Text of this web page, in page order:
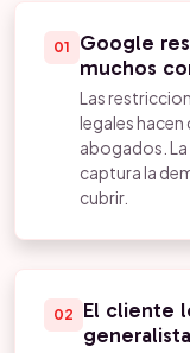
01
Google
muchos
Las
legales hacen
abogados.
captura la
cubrir.
02
El cliente